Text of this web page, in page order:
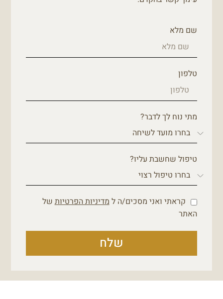
שם מלא
טלפון
מתי נוח לך לדבר?
טיפול שחשבת עליו?
קראתי ואני מסכים/ה למדיניות הפרטיותשל
האתר
שלח